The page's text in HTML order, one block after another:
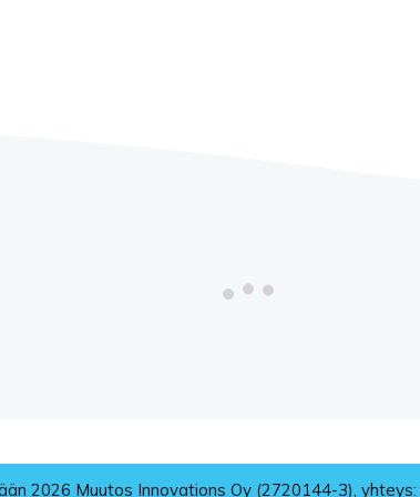
2026 Muutos Innovations Oy (2720144-3), yhteys: